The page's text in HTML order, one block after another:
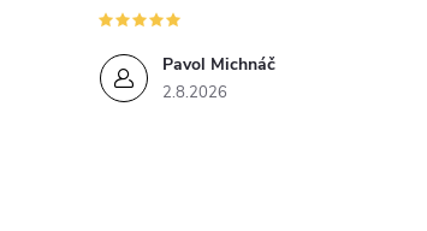
Pavol Michnáč
2.8.2026